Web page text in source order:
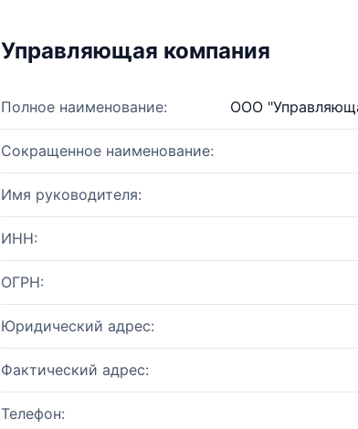
Управляющая компания
Полное наименование: ООО
Сокращенное наименование:
Имя руководителя:
ИНН:
ОГРН:
Юридический адрес:
Фактический адрес:
Телефон: